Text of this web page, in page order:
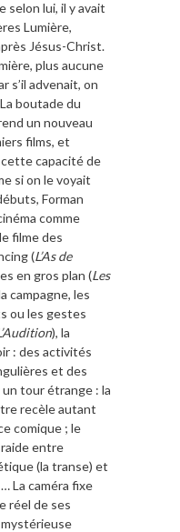
selon lui, il y avait
Lumière,
Jésus-Christ.
plus aucune
s’il advenait, on
boutade du
un nouveau
films, et
capacité de
si on le voyait
Forman
comme
filme des
(L’As de
en gros plan (Les
campagne, les
ou les gestes
), la
: des activités
et des
tour étrange : la
recèle autant
comique ; le
entre
(la transe) et
La caméra fixe
réel de ses